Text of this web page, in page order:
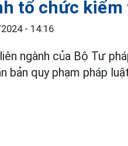
tổ chức kiểm
- 14:16
ngành của Bộ Tư
bản quy phạm pháp